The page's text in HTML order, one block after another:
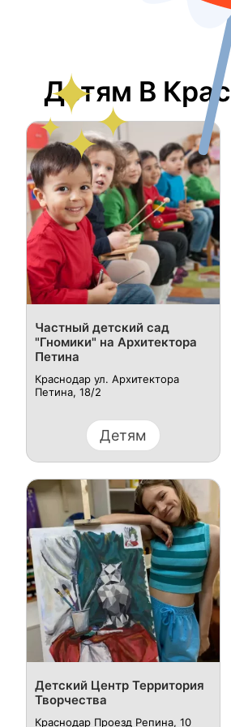
Детям В
Частный детский сад
"Гномики" на Архитектора
Петина
Краснодар ул. Архитектора
Петина, 18/2
Детям
Детский Центр Территория
Творчества
Краснодар Проезд Репина, 10